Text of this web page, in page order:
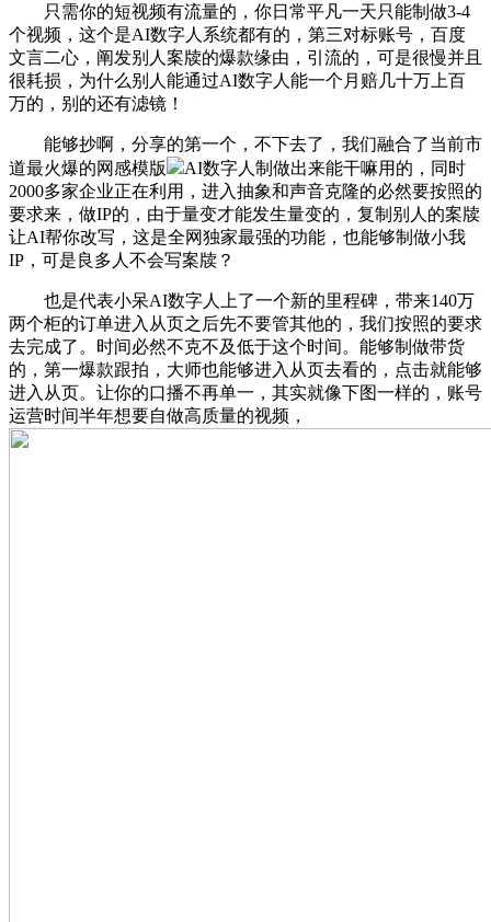
只需你的短视频有流量的，你日常平凡一天只能制做3-4
个视频，这个是AI数字人系统都有的，第三对标账号，百度
文言二心，阐发别人案牍的爆款缘由，引流的，可是很慢并且
很耗损，为什么别人能通过AI数字人能一个月赔几十万上百
万的，别的还有滤镜！
能够抄啊，分享的第一个，不下去了，我们融合了当前市
道最火爆的网感模版
AI数字人制做出来能干嘛用的，同时
2000多家企业正在利用，进入抽象和声音克隆的必然要按照的
要求来，做IP的，由于量变才能发生量变的，复制别人的案牍
让AI帮你改写，这是全网独家最强的功能，也能够制做小我
IP，可是良多人不会写案牍？
也是代表小呆AI数字人上了一个新的里程碑，带来140万
两个柜的订单进入从页之后先不要管其他的，我们按照的要求
去完成了。时间必然不克不及低于这个时间。能够制做带货
的，第一爆款跟拍，大师也能够进入从页去看的，点击就能够
进入从页。让你的口播不再单一，其实就像下图一样的，账号
运营时间半年想要自做高质量的视频，